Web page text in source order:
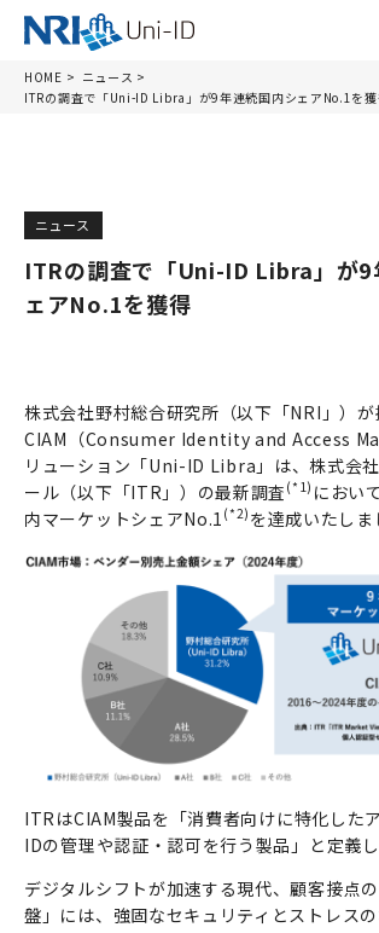
HOME
ニュース
ITRの調査で「Uni-ID Libra」が9年連続国内シェアNo.1を
ニュース
ITRの調査で「Uni-ID Libra」が9
ェアNo.1を獲得
株式会社野村総合研究所（以下「NRI」）が
CIAM（Consumer Identity and Access
リューション「Uni-ID Libra」は、株式会
ール（以下「ITR」）の最新調査 (*1) におい
内マーケットシェアNo.1 (*2) を達成いたしま
ITRはCIAM製品を「消費者向けに特化した
IDの管理や認証・認可を行う製品」と定義し
デジタルシフトが加速する現代、顧客接点
盤」には、強固なセキュリティとストレス